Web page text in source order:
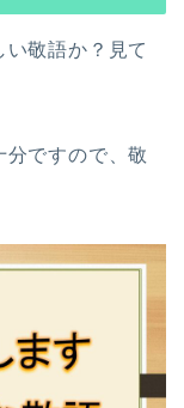
敬語か？見て
分ですので、敬